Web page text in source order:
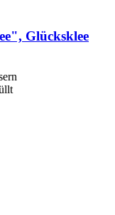
Glücksklee